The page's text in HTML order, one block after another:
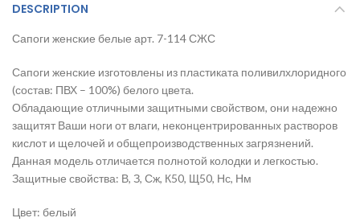
DESCRIPTION
Сапоги женские белые арт. 7-114 СЖС
Сапоги женские изготовлены из пластиката поливилхлоридного
(состав: ПВХ – 100%) белого цвета.
Обладающие отличными защитными свойством, они надежно
защитят Ваши ноги от влаги, неконцентрированных растворов
кислот и щелочей и общепроизводственных загрязнений.
Данная модель отличается полнотой колодки и легкостью.
Защитные свойства: В, З, Сж, К50, Щ50, Нс, Нм
Цвет: белый